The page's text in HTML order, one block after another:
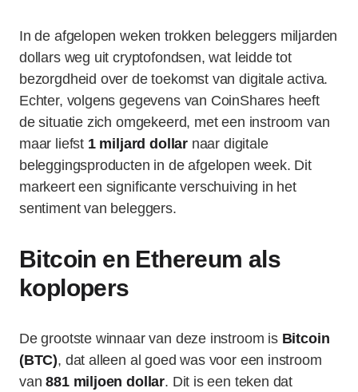
In de afgelopen weken trokken beleggers miljarden
dollars weg uit cryptofondsen, wat leidde tot
bezorgdheid over de toekomst van digitale activa.
Echter, volgens gegevens van CoinShares heeft
de situatie zich omgekeerd, met een instroom van
maar liefst 1 miljard dollarnaar digitale
beleggingsproducten in de afgelopen week. Dit
markeert een significante verschuiving in het
sentiment van beleggers.
Bitcoin en Ethereum als
koplopers
De grootste winnaar van deze instroom is Bitcoin
(BTC), dat alleen al goed was voor een instroom
van881 miljoen dollar. Dit is een teken dat